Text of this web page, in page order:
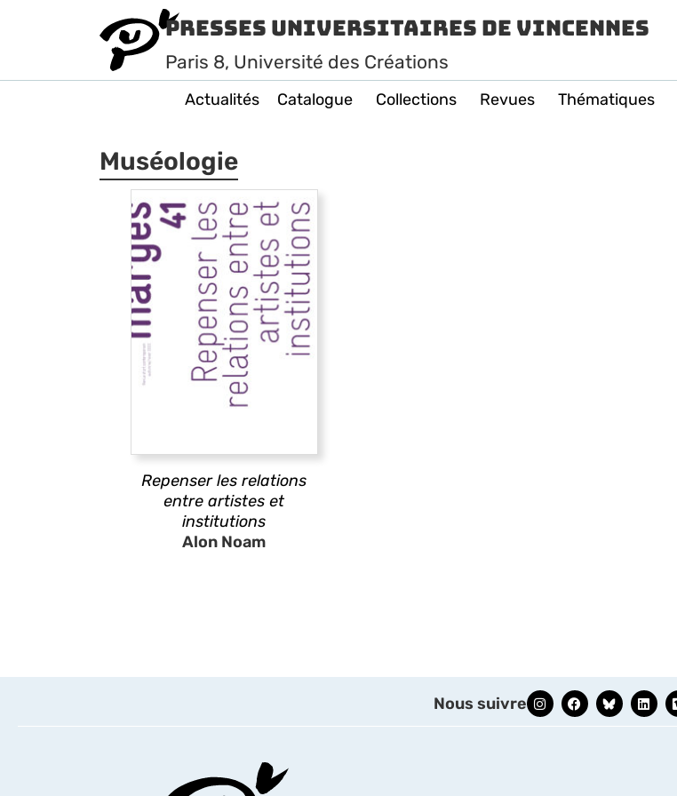
Presses Universitaires de Vincennes
Paris 8, Université des Créations
Actualités Catalogue Collections Revues Thématiques
Muséologie
Repenser les relations
entre artistes et
institutions
Alon Noam
Nous suivre